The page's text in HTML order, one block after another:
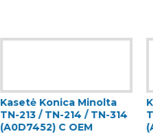
Kasetė Konica Minolta
TN-213 / TN-214 / TN-314
(A0D7452) C OEM